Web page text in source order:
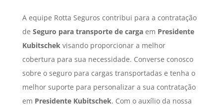
A equipe Rotta Seguros contribui para a contratação
de Seguro para transporte de cargaem Presidente
Kubitschek visando proporcionar a melhor
cobertura para sua necessidade. Converse conosco
sobre o seguro para cargas transportadas e tenha o
melhor suporte para personalizar a sua contratação
em Presidente Kubitschek. Com o auxílio da nossa